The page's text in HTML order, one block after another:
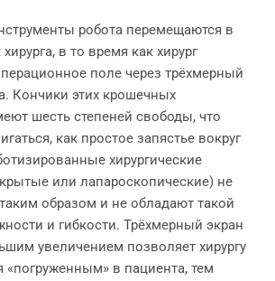
робота перемещаются в
в то время как хирург
поле через трёхмерный
Кончики этих крошечных
шесть степеней свободы, что
как простое запястье вокруг
хирургические
или лапароскопические) не
образом и не обладают такой
и гибкости. Трёхмерный экран
увеличением позволяет хирургу
«погруженным» в пациента, тем